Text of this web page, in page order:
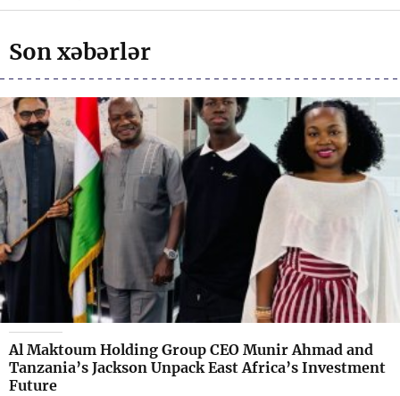
Son xəbərlər
Al Maktoum Holding Group CEO Munir Ahmad and
Tanzania’s Jackson Unpack East Africa’s Investment
Future